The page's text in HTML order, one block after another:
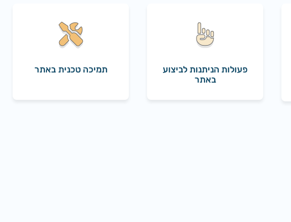
פעולות הניתנות לביצוע
באתר
תמיכה טכנית באתר